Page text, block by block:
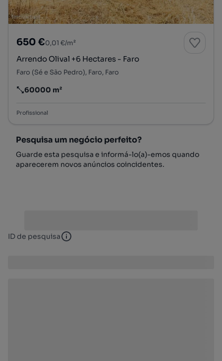
650 €0,01 €/m²
Arrendo Olival +6 Hectares - Faro
Faro (Sé e São Pedro), Faro, Faro
Preço por metro quadrado
60000 m²
Profissional
Pesquisa um negócio perfeito?
Guarde esta pesquisa e informá-lo(a)-emos quando
aparecerem novos anúncios coincidentes.
ID de pesquisa ID de pesquisa